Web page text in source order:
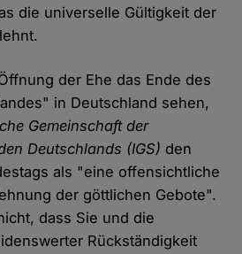
die universelle Gültigkeit der
der Ehe das Ende des
in Deutschland sehen,
Gemeinschaft der
Deutschlands (IGS) den
als "eine offensichtliche
der göttlichen Gebote".
dass Sie und die
Rückständigkeit